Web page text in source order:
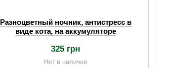
Разноцветный ночник, антистресс в
виде кота, на аккумуляторе
325 грн
Нет в наличии